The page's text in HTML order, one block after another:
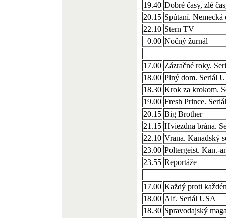
19.40 Dobré časy, zlé
20.15 Spútaní. Nemecká
22.10 Stern TV
0.00 Nočný žurnál
17.00 Zázračné roky.
18.00 Plný dom. Seriál
18.30 Krok za krokom.
19.00 Fresh Prince.
20.15 Big Brother
21.15 Hviezdna brána.
22.10 Vrana. Kanadský
23.00 Poltergeist. Kan.-
23.55 Reportáže
17.00 Každý proti
18.00 Alf. Seriál USA
18.30 Spravodajský